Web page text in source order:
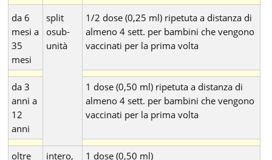
da 6
mesi a
35
mesi
split
osub-
unità
1/2 dose (0,25 ml) ripetuta a distanza di
almeno 4 sett. per bambini che vengono
vaccinati per la prima volta
da 3
anni a
12
anni
1 dose (0,50 ml) ripetuta a distanza di
almeno 4 sett. per bambini che vengono
vaccinati per la prima volta
oltre intero, 1 dose (0,50 ml)